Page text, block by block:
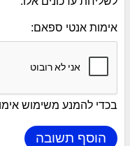
אימות אנטי ספאם:
בכדי להמנע משימוש